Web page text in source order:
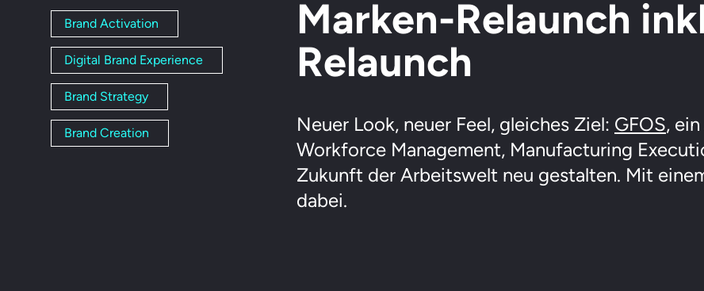
Brand Activation
Digital Brand Experience
Brand Strategy
Brand Creation
Marken-Relaunch
Relaunch
Neuer Look, neuer Feel, gleiches Ziel: GFOS,
Workforce Management, Manufacturing
Zukunft der Arbeitswelt neu gestalten. Mit
dabei.